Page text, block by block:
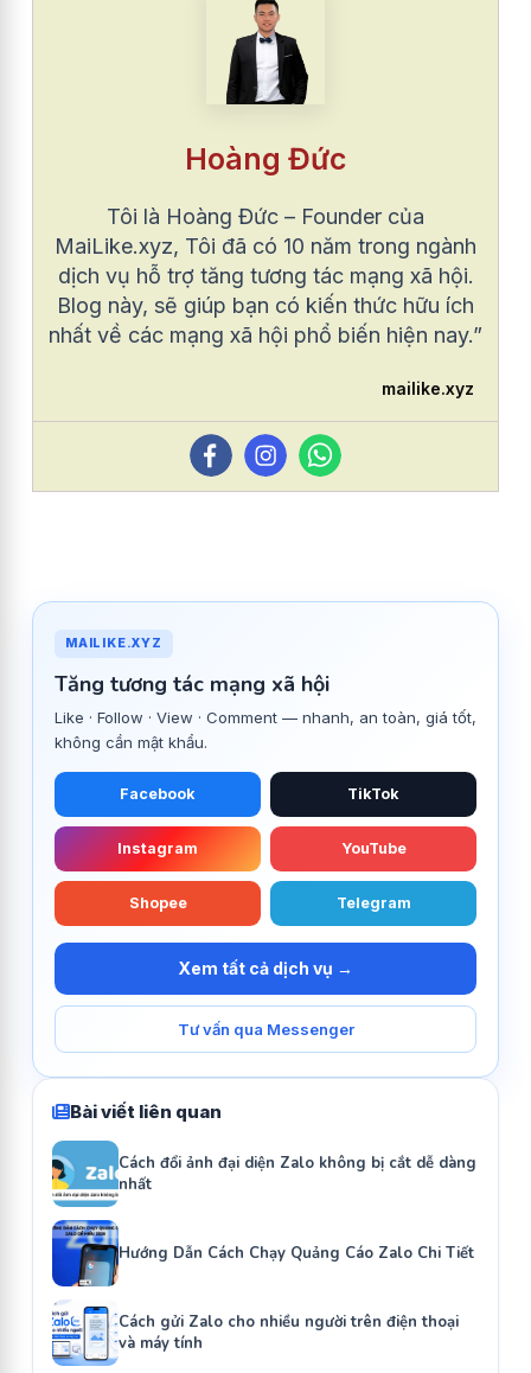
Hoàng Đức
Tôi là Hoàng Đức – Founder của
MaiLike.xyz, Tôi đã có 10 năm trong ngành
dịch vụ hỗ trợ tăng tương tác mạng xã hội.
Blog này, sẽ giúp bạn có kiến thức hữu ích
nhất về các mạng xã hội phổ biến hiện nay.”
mailike.xyz
MAILIKE.XYZ
Tăng tương tác mạng xã hội
Like · Follow · View · Comment — nhanh, an toàn, giá tốt,
không cần mật khẩu.
Facebook TikTok
Instagram YouTube
Shopee Telegram
Xem tất cả dịch vụ →
Tư vấn qua Messenger
Bài viết liên quan
Cách đổi ảnh đại diện Zalo không bị cắt dễ dàng
nhất
Hướng Dẫn Cách Chạy Quảng Cáo Zalo Chi Tiết
Cách gửi Zalo cho nhiều người trên điện thoại
và máy tính